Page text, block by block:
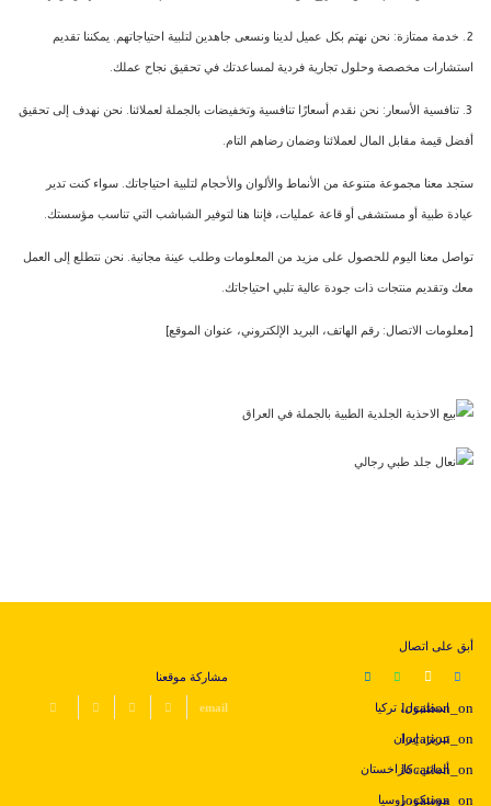
2. خدمة ممتازة: نحن نهتم بكل عميل لدينا ونسعى جاهدين لتلبية احتياجاتهم. يمكننا تقديم
استشارات مخصصة وحلول تجارية فردية لمساعدتك في تحقيق نجاح عملك.
3. تنافسية الأسعار: نحن نقدم أسعارًا تنافسية وتخفيضات بالجملة لعملائنا. نحن نهدف إلى تحقيق
أفضل قيمة مقابل المال لعملائنا وضمان رضاهم التام.
ستجد معنا مجموعة متنوعة من الأنماط والألوان والأحجام لتلبية احتياجاتك. سواء كنت تدير
عيادة طبية أو مستشفى أو قاعة عمليات، فإننا هنا لتوفير الشباشب التي تناسب مؤسستك.
تواصل معنا اليوم للحصول على مزيد من المعلومات وطلب عينة مجانية. نحن نتطلع إلى العمل
معك وتقديم منتجات ذات جودة عالية تلبي احتياجاتك.
[معلومات الاتصال: رقم الهاتف، البريد الإلكتروني، عنوان الموقع]
أبق على اتصال
اسطنبول، تركيا
تبريز، إيران
ألماتي، كازاخستان
موسكو، روسيا
مشاركة موقعنا